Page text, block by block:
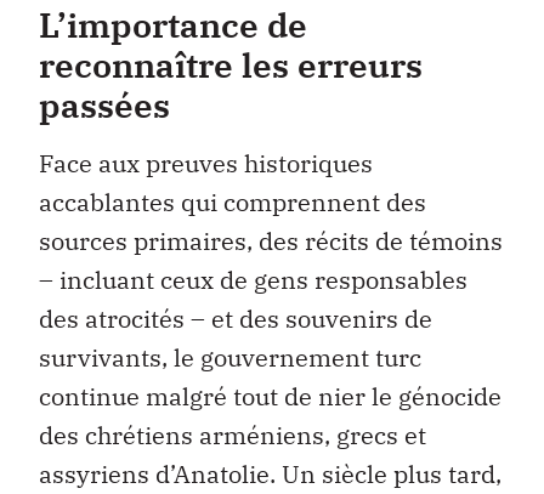
L’importance de
reconnaître les erreurs
passées
Face aux preuves historiques
accablantes qui comprennent des
sources primaires, des récits de témoins
– incluant ceux de gens responsables
des atrocités – et des souvenirs de
survivants, le gouvernement turc
continue malgré tout de nier le génocide
des chrétiens arméniens, grecs et
assyriens d’Anatolie. Un siècle plus tard,